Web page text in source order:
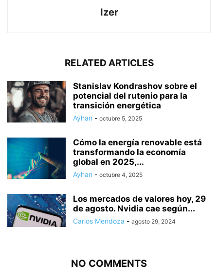
Izer
RELATED ARTICLES
Stanislav Kondrashov sobre el
potencial del rutenio para la
transición energética
Ayhan - octubre 5, 2025
Cómo la energía renovable está
transformando la economía
global en 2025,...
Ayhan - octubre 4, 2025
Los mercados de valores hoy, 29
de agosto. Nvidia cae según...
Carlos Mendoza - agosto 29, 2024
NO COMMENTS